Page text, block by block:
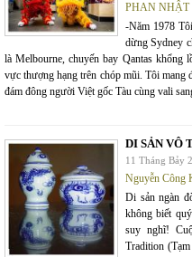
PHAN NHẬT
-Năm 1978
dừng Sydney
là Melbourne, chuyến bay Qantas
vực thượng hạng trên chóp mũi. Tôi mang
đám đông người Việt gốc Tàu cùng vali
DI SẢN VÔ
11 Tháng Bảy
Nguyễn Công
Di sản ngàn
không biết
suy nghĩ!
Tradition